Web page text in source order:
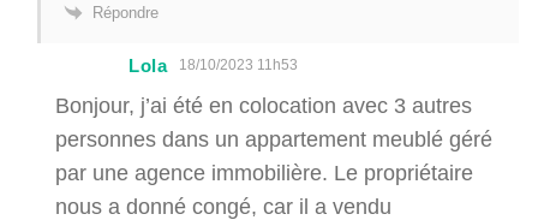
Répondre
Lola 18/10/2023 11h53
Bonjour, j’ai été en colocation avec 3 autres
personnes dans un appartement meublé géré
par une agence immobilière. Le propriétaire
nous a donné congé, car il a vendu